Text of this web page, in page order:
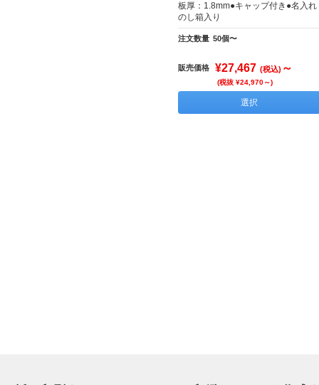
板厚：1.8mm●キャップ付き●名入れ
のし箱入り
注文数量 50個〜
販売価格 ¥27,467 (税込) ～
(税抜 ¥24,970～)
選択